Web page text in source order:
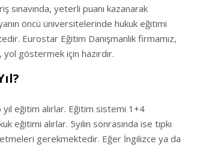
sınavında, yeterli puanı kazanarak
öncü üniversitelerinde hukuk eğitimi
Eurostar Eğitim Danışmanlık firmamız,
yol göstermek için hazırdır.
eğitim alırlar. Eğitim sistemi 1+4
eğitimi alırlar. 5yılın sonrasında ise tıpkı
gerekmektedir. Eğer İngilizce ya da